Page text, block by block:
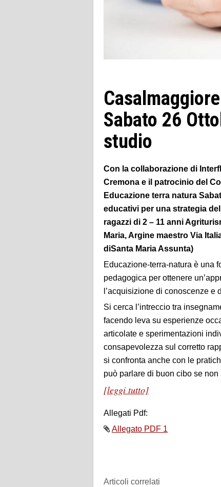
Sabato 26
studio
Con la collaborazione di
Cremona e il patrocinio del
Educazione terra natura
educativi per una strategia
ragazzi di 2 – 11 anni
Maria, Argine maestro Via
diSanta Maria Assunta)
Educazione-terra-natura è una
pedagogica per ottenere
l’acquisizione di conoscenze e
Si cerca l’intreccio tra
facendo leva su esperienze
articolate e sperimentazioni
consapevolezza sul corretto
si confronta anche con le
può parlare di buon cibo se
[leggi tutto]
Allegati Pdf:
Allegato PDF 1
Articoli correlati